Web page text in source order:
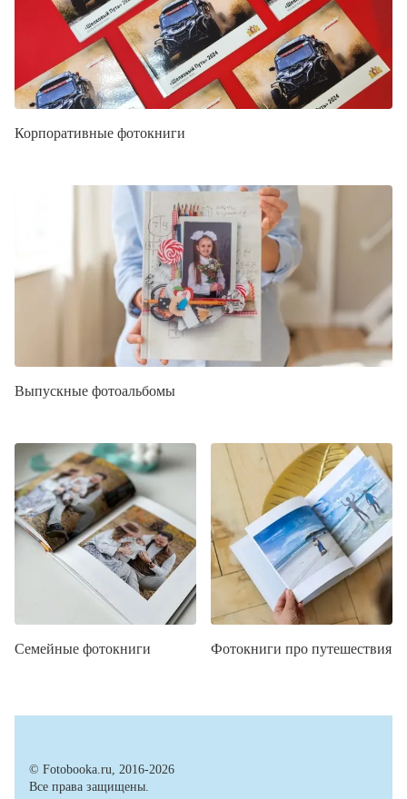
Корпоративные фотокниги
Выпускные фотоальбомы
Семейные фотокниги Фотокниги про путешествия
© Fotobooka.ru, 2016-2026
Все права защищены.